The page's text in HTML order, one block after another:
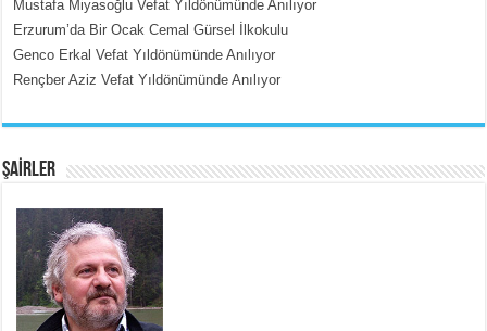
SATILMIŞ ÜMİT ÇETİNKAYA
Mustafa Miyasoğlu Vefat Yıldönümünde Anılıyor
Erzurum’da Bir Ocak Cemal Gürsel İlkokulu
Genco Erkal Vefat Yıldönümünde Anılıyor
Rençber Aziz Vefat Yıldönümünde Anılıyor
ŞAİRLER